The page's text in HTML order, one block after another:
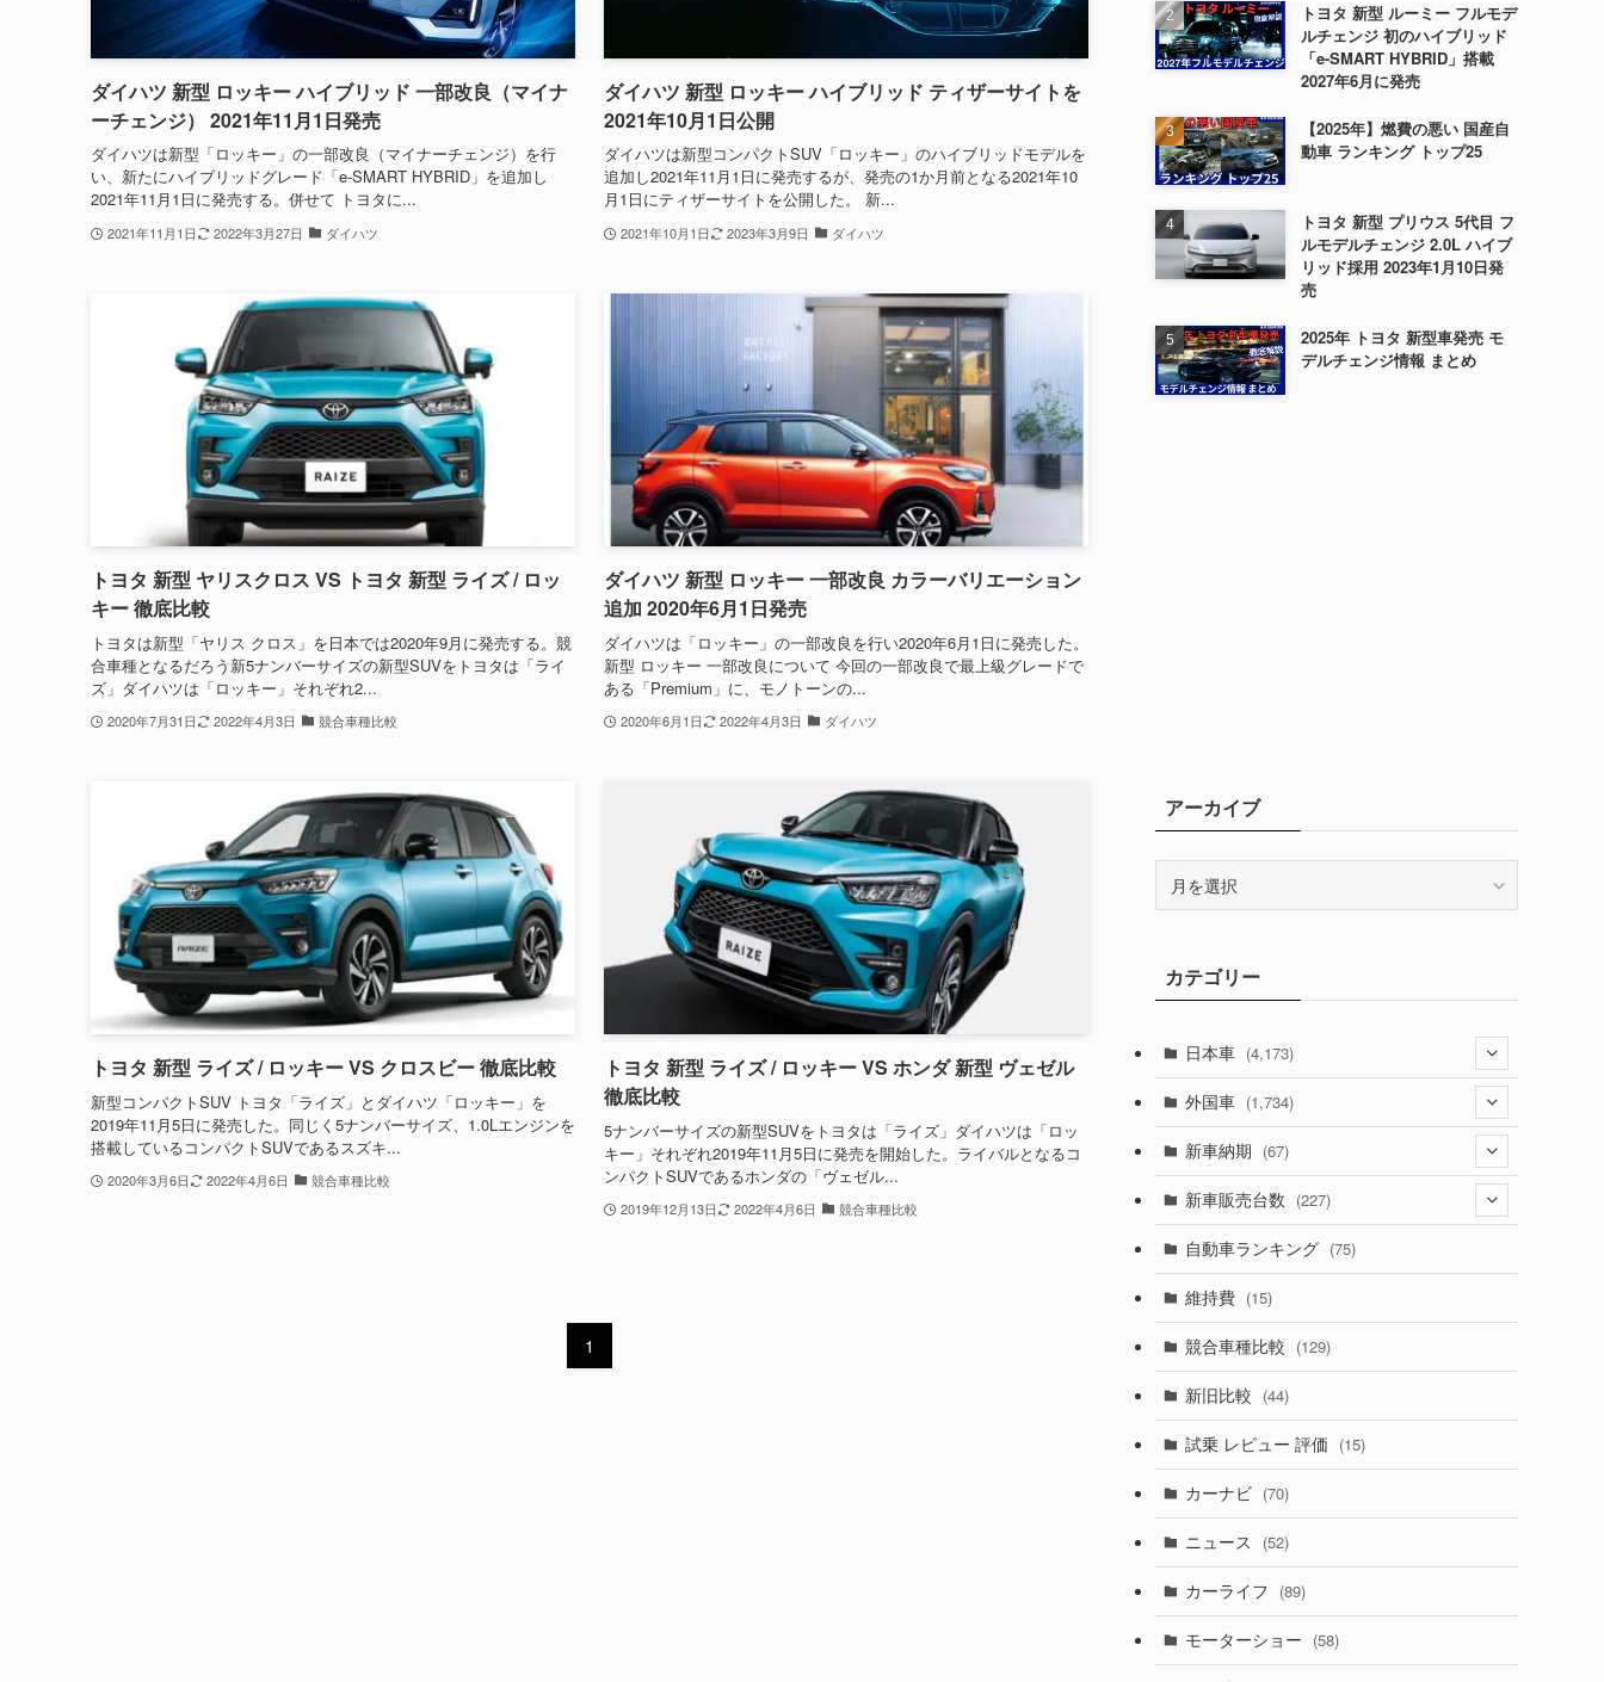
ダイハツ 新型 ロッキー ハイブリッド 一部改良（マイナ
ーチェンジ） 2021年11月1日発売
ダイハツは新型「ロッキー」の一部改良（マイナーチェンジ）を行
い、新たにハイブリッドグレード「e-SMART HYBRID」を追加し
2021年11月1日に発売する。併せて トヨタに...
2021年11月1日 2022年3月27日 ダイハツ
ダイハツ 新型 ロッキー ハイブリッド ティザーサイトを
2021年10月1日公開
ダイハツは新型コンパクトSUV「ロッキー」のハイブリッドモデルを
追加し2021年11月1日に発売するが、発売の1か月前となる2021年10
月1日にティザーサイトを公開した。 新...
2021年10月1日 2023年3月9日 ダイハツ
トヨタ 新型 ヤリスクロス VS トヨタ 新型 ライズ / ロッ
キー 徹底比較
トヨタは新型「ヤリス クロス」を日本では2020年9月に発売する。競
合車種となるだろう新5ナンバーサイズの新型SUVをトヨタは「ライ
ズ」ダイハツは「ロッキー」それぞれ2...
2020年7月31日 2022年4月3日 競合車種比較
ダイハツ 新型 ロッキー 一部改良 カラーバリエーション
追加 2020年6月1日発売
ダイハツは「ロッキー」の一部改良を行い2020年6月1日に発売した。
新型 ロッキー 一部改良について 今回の一部改良で最上級グレードで
ある「Premium」に、モノトーンの...
2020年6月1日 2022年4月3日 ダイハツ
トヨタ 新型 ライズ / ロッキー VS クロスビー 徹底比較
新型コンパクトSUV トヨタ「ライズ」とダイハツ「ロッキー」を
2019年11月5日に発売した。同じく5ナンバーサイズ、1.0Lエンジンを
搭載しているコンパクトSUVであるスズキ...
2020年3月6日 2022年4月6日 競合車種比較
トヨタ 新型 ライズ / ロッキー VS ホンダ 新型 ヴェゼル
徹底比較
5ナンバーサイズの新型SUVをトヨタは「ライズ」ダイハツは「ロッ
キー」それぞれ2019年11月5日に発売を開始した。ライバルとなるコ
ンパクトSUVであるホンダの「ヴェゼル...
2019年12月13日 2022年4月6日 競合車種比較
1
トヨタ 新型 ルーミー フルモデ
ルチェンジ 初のハイブリッド
「e-SMART HYBRID」搭載
2027年6月に発売
【2025年】燃費の悪い 国産自
動車 ランキング トップ25
トヨタ 新型 プリウス 5代目 フ
ルモデルチェンジ 2.0L ハイブ
リッド採用 2023年1月10日発
売
2025年 トヨタ 新型車発売 モ
デルチェンジ情報 まとめ
アーカイブ
ブカテゴリー
日本車 (4,173)
(1,321)
(329)
(526)
(357)
(328)
(194)
(230)
(253)
外国車 (1,734)
(188)
(242)
(85)
(84)
(14)
(222)
(50)
(43)
(6)
(9)
(58)
(28)
(27)
(26)
新車納期 (67)
(28)
(8)
(3)
(3)
(5)
(1)
新車販売台数 (227)
(21)
(5)
(7)
(5)
(8)
自動車ランキング (75)
維持費 (15)
競合車種比較 (129)
新旧比較 (44)
試乗 レビュー 評価 (15)
カーナビ (70)
ニュース (52)
カーライフ (89)
モーターショー (58)